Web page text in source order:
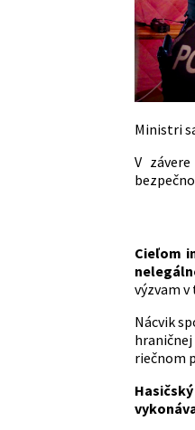
Ministri
V
Cieľom
výzvam
Nácvik
riečnom